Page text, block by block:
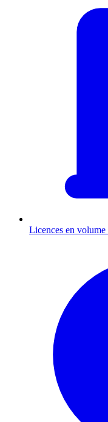
Licences en volume